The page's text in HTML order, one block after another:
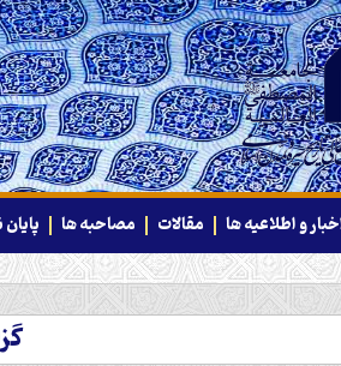
و اطلاعیه ها مقالات مصاحبه ها